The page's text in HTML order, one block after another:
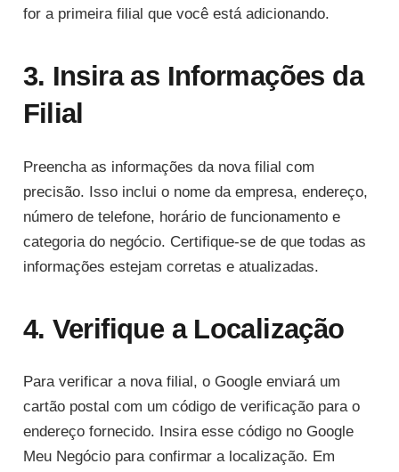
for a primeira filial que você está adicionando.
3. Insira as Informações da
Filial
Preencha as informações da nova filial com
precisão. Isso inclui o nome da empresa, endereço,
número de telefone, horário de funcionamento e
categoria do negócio. Certifique-se de que todas as
informações estejam corretas e atualizadas.
4. Verifique a Localização
Para verificar a nova filial, o Google enviará um
cartão postal com um código de verificação para o
endereço fornecido. Insira esse código no Google
Meu Negócio para confirmar a localização. Em